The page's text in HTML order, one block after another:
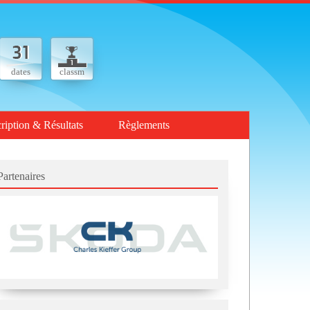
dates classm
& Résultats Règlements